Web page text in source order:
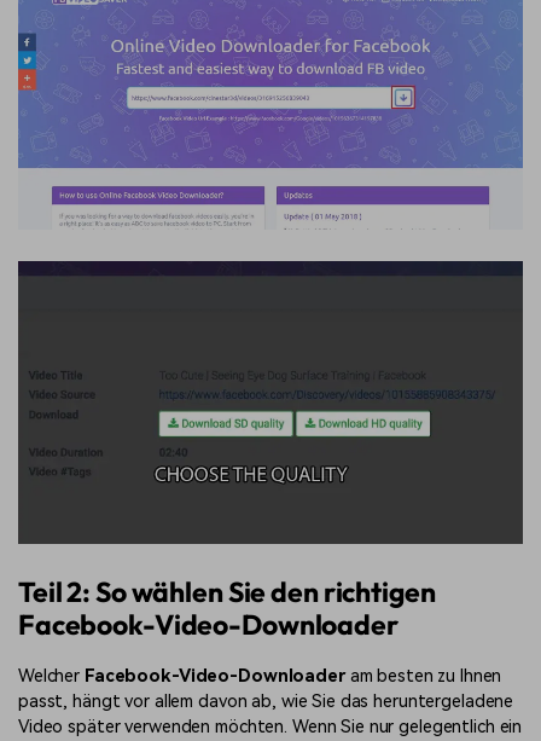
Teil 2: So wählen Sie den richtigen
Facebook-Video-Downloader
Welcher Facebook-Video-Downloaderam besten zu Ihnen
passt, hängt vor allem davon ab, wie Sie das heruntergeladene
Video später verwenden möchten. Wenn Sie nur gelegentlich ein